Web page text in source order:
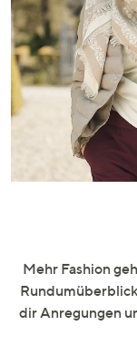
oder
wischen
Sie
auf
Touch-
anzuzeigen.
Mehr Fashion
dir Anregungen